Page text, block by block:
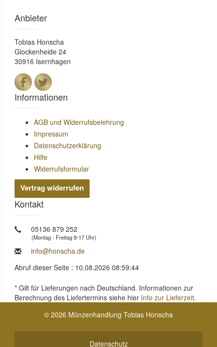
Anbieter
Tobias Honscha
Glockenheide 24
30916 Isernhagen
Informationen
AGB und Widerrufsbelehrung
Impressum
Datenschutzerklärung
Hilfe
Widerrufsformular
Vertrag widerrufen
Kontakt
05136 879 252
(Montag - Freitag 9-17 Uhr)
info@honscha.de
Abruf dieser Seite : 10.08.2026 08:59:44
* Gilt für Lieferungen nach Deutschland. Informationen zur
Berechnung des Liefertermins siehe hier Info zur Lieferzeit.
© 2026 Münzenhandlung Tobias Honscha
Datenschutz